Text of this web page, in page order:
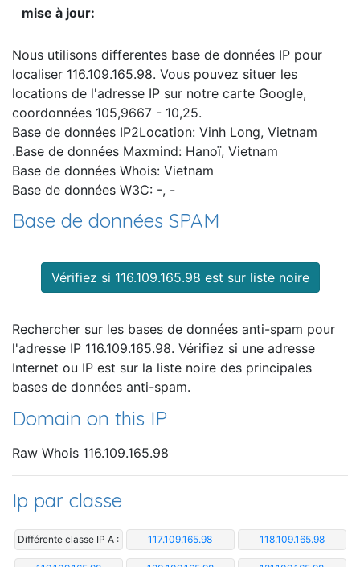
Nous utilisons differentes base de données IP pour
localiser 116.109.165.98. Vous pouvez situer les
locations de l'adresse IP sur notre carte Google,
coordonnées 105,9667 - 10,25.
Base de données IP2Location: Vinh Long, Vietnam
.Base de données Maxmind: Hanoï, Vietnam
Base de données Whois: Vietnam
Base de données W3C: -, -
Base de données SPAM
Vérifiez si 116.109.165.98 est sur liste noire
Rechercher sur les bases de données anti-spam pour
l'adresse IP 116.109.165.98. Vérifiez si une adresse
Internet ou IP est sur la liste noire des principales
bases de données anti-spam.
Domain on this IP
Raw Whois 116.109.165.98
Ip par classe
Différente classe IP A : 117.109.165.98 118.109.165.98